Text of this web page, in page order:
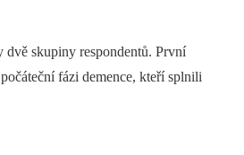
skupiny respondentů. První
fázi demence, kteří splnili